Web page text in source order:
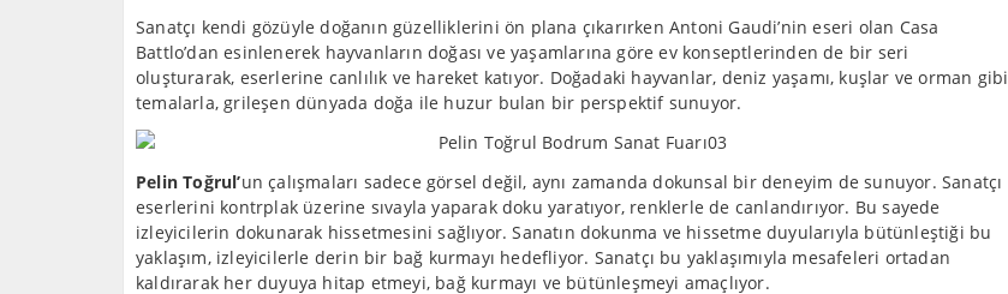
Sanatçı kendi gözüyle doğanın güzelliklerini ön plana çıkarırken Antoni Gaudi’nin eseri olan Casa
Battlo’dan esinlenerek hayvanların doğası ve yaşamlarına göre ev konseptlerinden de bir seri
oluşturarak, eserlerine canlılık ve hareket katıyor. Doğadaki hayvanlar, deniz yaşamı, kuşlar ve orman gibi
temalarla, grileşen dünyada doğa ile huzur bulan bir perspektif sunuyor.
Pelin Toğrul’un çalışmaları sadece görsel değil, aynı zamanda dokunsal bir deneyim de sunuyor. Sanatçı
eserlerini kontrplak üzerine sıvayla yaparak doku yaratıyor, renklerle de canlandırıyor. Bu sayede
izleyicilerin dokunarak hissetmesini sağlıyor. Sanatın dokunma ve hissetme duyularıyla bütünleştiği bu
yaklaşım, izleyicilerle derin bir bağ kurmayı hedefliyor. Sanatçı bu yaklaşımıyla mesafeleri ortadan
kaldırarak her duyuya hitap etmeyi, bağ kurmayı ve bütünleşmeyi amaçlıyor.